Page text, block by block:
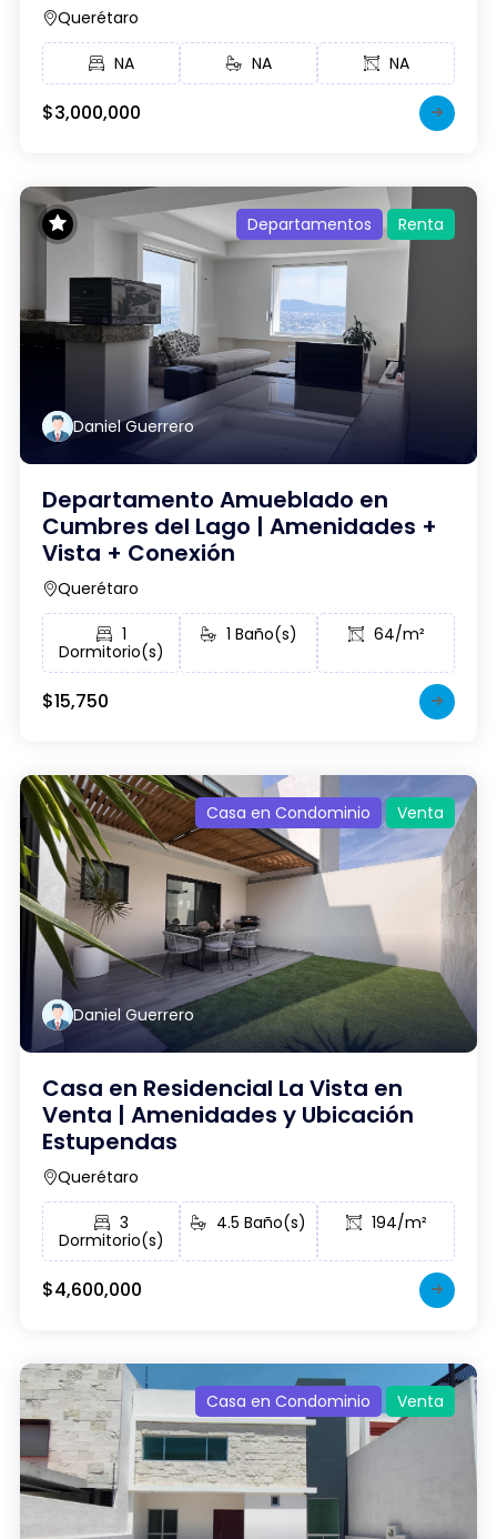
Querétaro
NA NA NA
$3,000,000
Departamentos Renta
Daniel Guerrero
Departamento Amueblado en
Cumbres del Lago | Amenidades +
Vista + Conexión
Querétaro
1
Dormitorio(s)
1 Baño(s) 64/m²
$15,750
Casa en Condominio Venta
Daniel Guerrero
Casa en Residencial La Vista en
Venta | Amenidades y Ubicación
Estupendas
Querétaro
3
Dormitorio(s)
4.5 Baño(s) 194/m²
$4,600,000
Casa en Condominio Venta